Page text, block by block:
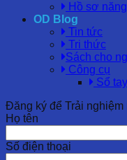
Hồ sơ
OD Blog
Tin tức
Tri thức
Sách cho
Công cụ
Sổ
Đăng ký để Trải nghiệm
Họ tên
Số điện thoại